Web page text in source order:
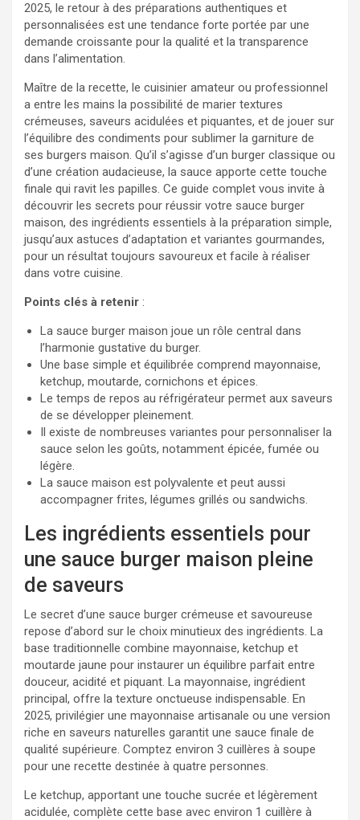
2025, le retour à des préparations authentiques et
personnalisées est une tendance forte portée par une
demande croissante pour la qualité et la transparence
dans l’alimentation.
Maître de la recette, le cuisinier amateur ou professionnel
a entre les mains la possibilité de marier textures
crémeuses, saveurs acidulées et piquantes, et de jouer sur
l’équilibre des condiments pour sublimer la garniture de
ses burgers maison. Qu’il s’agisse d’un burger classique ou
d’une création audacieuse, la sauce apporte cette touche
finale qui ravit les papilles. Ce guide complet vous invite à
découvrir les secrets pour réussir votre sauce burger
maison, des ingrédients essentiels à la préparation simple,
jusqu’aux astuces d’adaptation et variantes gourmandes,
pour un résultat toujours savoureux et facile à réaliser
dans votre cuisine.
Points clés à retenir :
La sauce burger maison joue un rôle central dans
l’harmonie gustative du burger.
Une base simple et équilibrée comprend mayonnaise,
ketchup, moutarde, cornichons et épices.
Le temps de repos au réfrigérateur permet aux saveurs
de se développer pleinement.
Il existe de nombreuses variantes pour personnaliser la
sauce selon les goûts, notamment épicée, fumée ou
légère.
La sauce maison est polyvalente et peut aussi
accompagner frites, légumes grillés ou sandwichs.
Les ingrédients essentiels pour
une sauce burger maison pleine
de saveurs
Le secret d’une sauce burger crémeuse et savoureuse
repose d’abord sur le choix minutieux des ingrédients. La
base traditionnelle combine mayonnaise, ketchup et
moutarde jaune pour instaurer un équilibre parfait entre
douceur, acidité et piquant. La mayonnaise, ingrédient
principal, offre la texture onctueuse indispensable. En
2025, privilégier une mayonnaise artisanale ou une version
riche en saveurs naturelles garantit une sauce finale de
qualité supérieure. Comptez environ 3 cuillères à soupe
pour une recette destinée à quatre personnes.
Le ketchup, apportant une touche sucrée et légèrement
acidulée, complète cette base avec environ 1 cuillère à